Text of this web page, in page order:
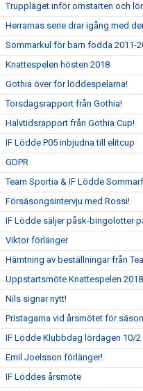
Truppläget inför omstarten och
Herrarnas serie drar igång med
Sommarkul för barn födda 2011-
Knattespelen hösten 2018
Gothia över för löddespelarna!
Torsdagsrapport från Gothia!
Halvtidsrapport från Gothia Cup!
IF Lödde P05 inbjudna till elitcup
GDPR
Team Sportia & IF Lödde
Försäsongsintervju med Rossi!
IF Lödde säljer påsk-bingolotter
Viktor förlänger
Hämtning av beställningar från
Uppstartsmöte Knattespelen 2018
Nils signar nytt!
Pristagarna vid årsmötet för
IF Lödde Klubbdag lördagen 10/2
Emil Joelsson förlänger!
IF Löddes årsmöte